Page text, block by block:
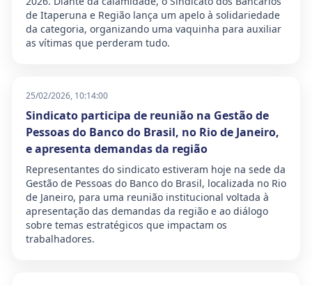
de Itaperuna e Região lança um apelo à solidariedade
da categoria, organizando uma vaquinha para auxiliar
as vítimas que perderam tudo.
25/02/2026, 10:14:00
Sindicato participa de reunião na Gestão de
Pessoas do Banco do Brasil, no Rio de Janeiro,
e apresenta demandas da região
Representantes do sindicato estiveram hoje na sede da
Gestão de Pessoas do Banco do Brasil, localizada no Rio
de Janeiro, para uma reunião institucional voltada à
apresentação das demandas da região e ao diálogo
sobre temas estratégicos que impactam os
trabalhadores.